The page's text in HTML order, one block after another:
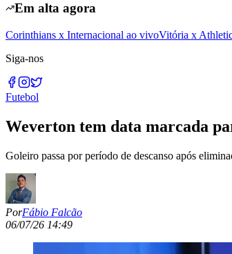
Em alta agora
Corinthians x Internacional ao vivoVitória x
Siga-nos
Futebol
Weverton tem data marcada
Goleiro passa por período de descanso após
PorFábio Falcão
06/07/26 14:49